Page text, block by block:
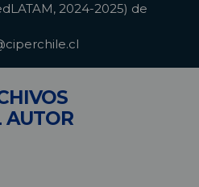
2024-2025) de
AUTOR